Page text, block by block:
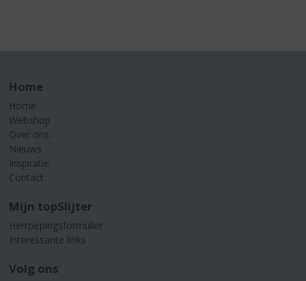
Home
Home
Webshop
Over ons
Nieuws
Inspiratie
Contact
Mijn topSlijter
Herroepingsformulier
Interessante links
Volg ons